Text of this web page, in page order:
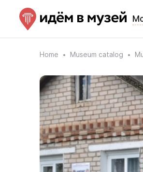
Home Museum catalog